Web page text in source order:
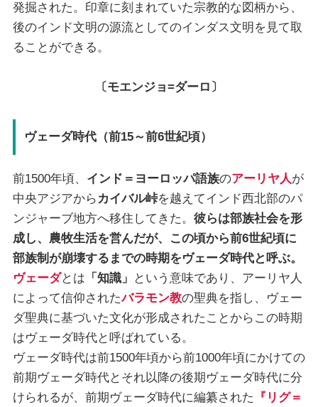
発掘された。印章に刻まれていた宗教的な図柄から、
後のインド文明の源流としてのインダス文明を見て取
ることができる。
〔モエンジョ=ダーロ〕
ヴェーダ時代（前15～前6世紀頃）
前1500年頃、 インド＝ヨーロッパ語族のアーリヤ人が
中央アジアから カイバル峠を越えてインド西北部のパ
ンジャーブ地方へ移住してきた。 彼らは部族社会を形
成し、農牧生活を営んだが、この頃から前6世紀頃に
部族制が崩壊するまでの時期をヴェーダ時代と呼ぶ。
ヴェーダとは 「知識」
という意味であり、アーリヤ人
によって信仰されたバラモン教の聖典を指し、ヴェー
ダ聖典に基づいた文化が形成されたことからこの時期
はヴェーダ時代と呼ばれている。
ヴェーダ時代は前1500年頃から前1000年頃にかけての
前期ヴェーダ時代とそれ以降の後期ヴェーダ時代に分
けられるが、前期ヴェーダ時代に編纂された
『リグ＝